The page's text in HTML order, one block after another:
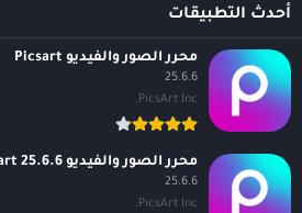
أحدث التطبيقات
محرر الصور والفيديو Picsart
25.6.6
PicsArt Inc.
محرر الصور والفيديو Picsart 25.6.6
25.6.6
PicsArt Inc.